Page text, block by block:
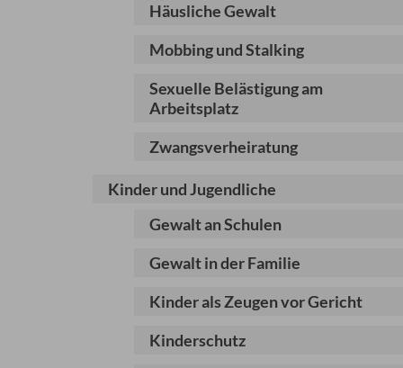
Häusliche Gewalt
Mobbing und Stalking
Sexuelle Belästigung am
Arbeitsplatz
Zwangsverheiratung
Kinder und Jugendliche
Gewalt an Schulen
Gewalt in der Familie
Kinder als Zeugen vor Gericht
Kinderschutz